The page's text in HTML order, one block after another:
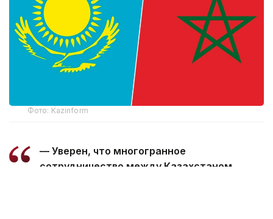
Фото: Kazinform
— Уверен, что многогранное
сотрудничество между Казахстаном